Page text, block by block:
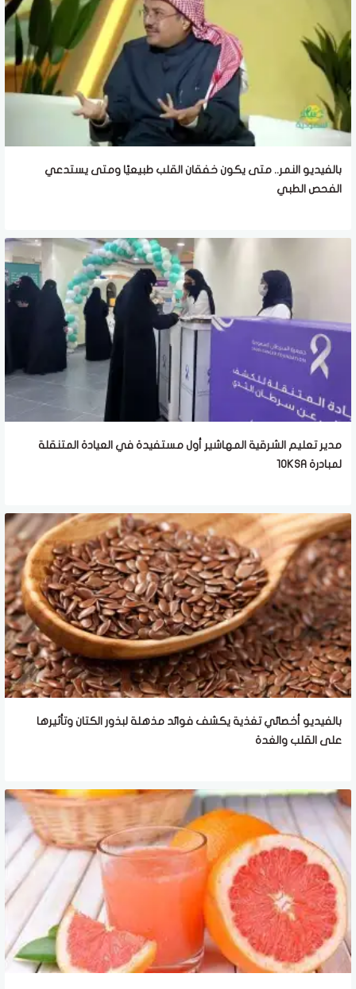
بالفيديو النمر.. متى يكون خفقان القلب طبيعيًا ومتى يستدعي
الفحص الطبي
مدير تعليم الشرقية المهاشير أول مستفيدة في العيادة المتنقلة
لمبادرة 10KSA
بالفيديو أخصائي تغذية يكشف فوائد مذهلة لبذور الكتان وتأثيرها
على القلب والغدة